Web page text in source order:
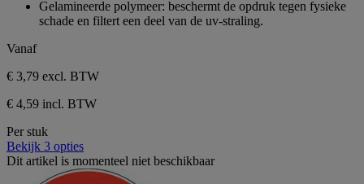
Gelamineerde polymeer: beschermt de opdruk tegen fysieke
schade en filtert een deel van de uv-straling.
Vanaf
€ 3,79 excl. BTW
€ 4,59 incl. BTW
Per stuk
Bekijk 3 opties
Dit artikel is momenteel niet beschikbaar